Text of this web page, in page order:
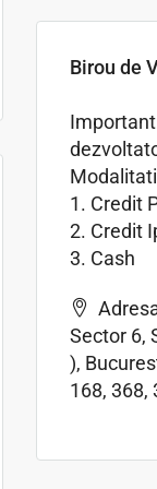
Birou de
1. Credit
2. Credit
3. Cash
Sector 6,
),
168, 368,